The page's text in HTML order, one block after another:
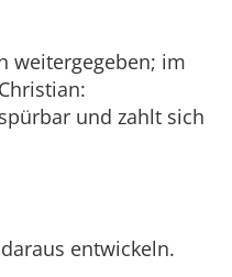
weitergegeben; im
und zahlt sich
entwickeln.